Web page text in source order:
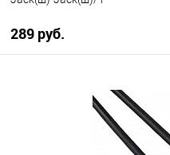
289 руб.